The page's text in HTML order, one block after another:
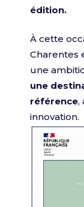
édition.
À cette
Charentes
une
une
référence,
innovation.